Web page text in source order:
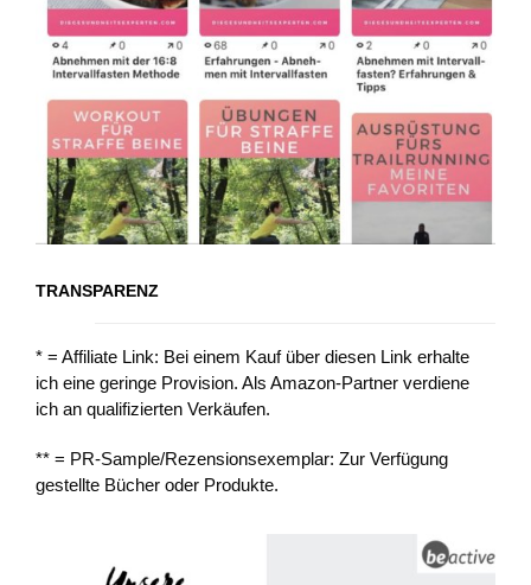
TRANSPARENZ
* = Affiliate Link: Bei einem Kauf über diesen Link erhalte
ich eine geringe Provision. Als Amazon-Partner verdiene
ich an qualifizierten Verkäufen.
** = PR-Sample/Rezensionsexemplar: Zur Verfügung
gestellte Bücher oder Produkte.